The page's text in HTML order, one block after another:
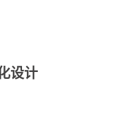
设计